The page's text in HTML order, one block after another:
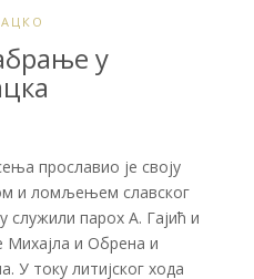
у
прославио је своју
и ломљењем славског
служили парох А. Гајић и
Михајла и Обрена и
У току литијског хода